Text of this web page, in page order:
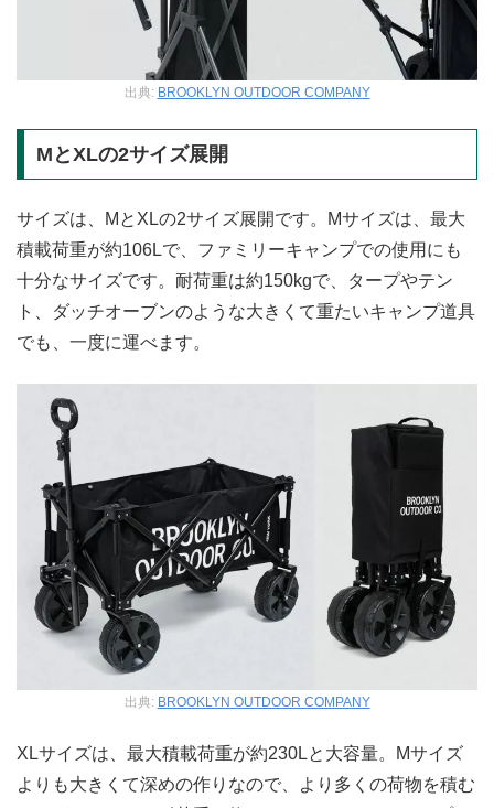
出典: BROOKLYN OUTDOOR COMPANY
MとXLの2サイズ展開
サイズは、MとXLの2サイズ展開です。Mサイズは、最大
積載荷重が約106Lで、ファミリーキャンプでの使用にも
十分なサイズです。耐荷重は約150kgで、タープやテン
ト、ダッチオーブンのような大きくて重たいキャンプ道具
でも、一度に運べます。
出典: BROOKLYN OUTDOOR COMPANY
XLサイズは、最大積載荷重が約230Lと大容量。Mサイズ
よりも大きくて深めの作りなので、より多くの荷物を積む